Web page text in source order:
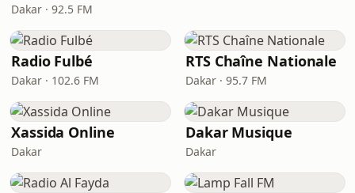
Dakar · 92.5 FM
Radio Fulbé
Dakar · 102.6 FM
RTS Chaîne Nationale
Dakar · 95.7 FM
Xassida Online
Dakar
Dakar Musique
Dakar